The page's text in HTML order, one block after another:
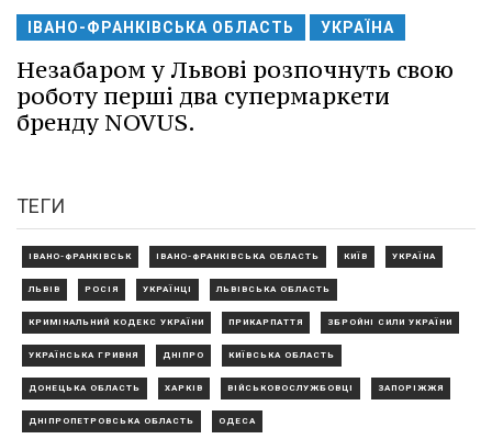
ІВАНО-ФРАНКІВСЬКА ОБЛАСТЬ УКРАЇНА
Незабаром у Львові розпочнуть свою
роботу перші два супермаркети
бренду NOVUS.
ТЕГИ
ІВАНО-ФРАНКІВСЬК ІВАНО-ФРАНКІВСЬКА ОБЛАСТЬ КИЇВ УКРАЇНА
ЛЬВІВ РОСІЯ УКРАЇНЦІ ЛЬВІВСЬКА ОБЛАСТЬ
КРИМІНАЛЬНИЙ КОДЕКС УКРАЇНИ ПРИКАРПАТТЯ ЗБРОЙНІ СИЛИ УКРАЇНИ
УКРАЇНСЬКА ГРИВНЯ ДНІПРО КИЇВСЬКА ОБЛАСТЬ
ДОНЕЦЬКА ОБЛАСТЬ ХАРКІВ ВІЙСЬКОВОСЛУЖБОВЦІ ЗАПОРІЖЖЯ
ДНІПРОПЕТРОВСЬКА ОБЛАСТЬ ОДЕСА